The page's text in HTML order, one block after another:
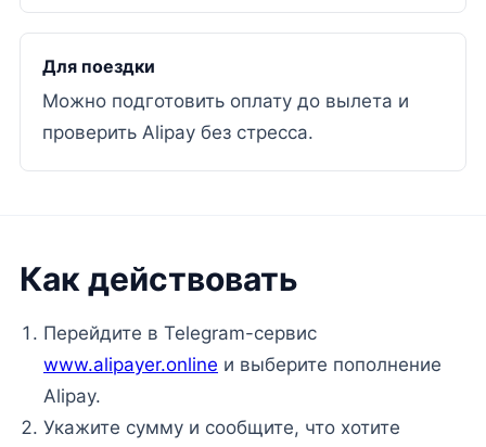
Для поездки
Можно подготовить оплату до вылета и
проверить Alipay без стресса.
Как действовать
Перейдите в Telegram-сервис
www.alipayer.online и выберите пополнение
Alipay.
Укажите сумму и сообщите, что хотите